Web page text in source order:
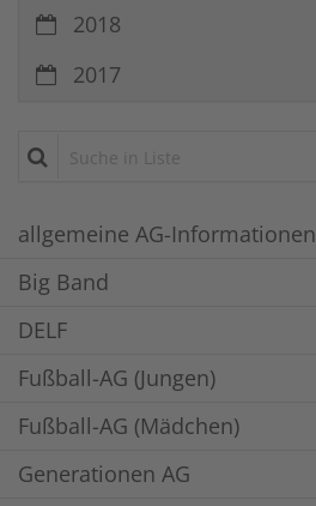
2018
2017
Suche in Liste
allgemeine AG-Informationen
Big Band
DELF
Fußball-AG (Jungen)
Fußball-AG (Mädchen)
Generationen AG